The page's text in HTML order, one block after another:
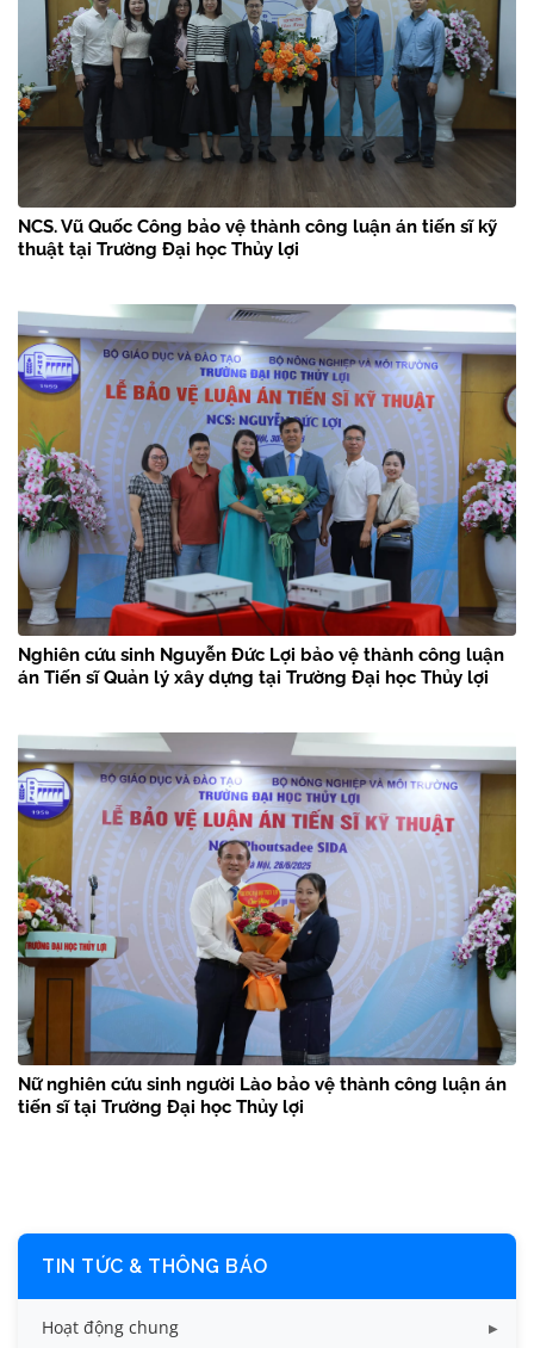
NCS. Vũ Quốc Công bảo vệ thành công luận án tiến sĩ kỹ
thuật tại Trường Đại học Thủy lợi
Nghiên cứu sinh Nguyễn Đức Lợi bảo vệ thành công luận
án Tiến sĩ Quản lý xây dựng tại Trường Đại học Thủy lợi
Nữ nghiên cứu sinh người Lào bảo vệ thành công luận án
tiến sĩ tại Trường Đại học Thủy lợi
TIN TỨC & THÔNG BÁO
Hoạt động chung